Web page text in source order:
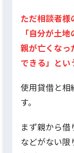
ただ相談者様
「自分が土
親が亡くなっ
できる」とい
使用貸借と相
す。
まず親から
などがない